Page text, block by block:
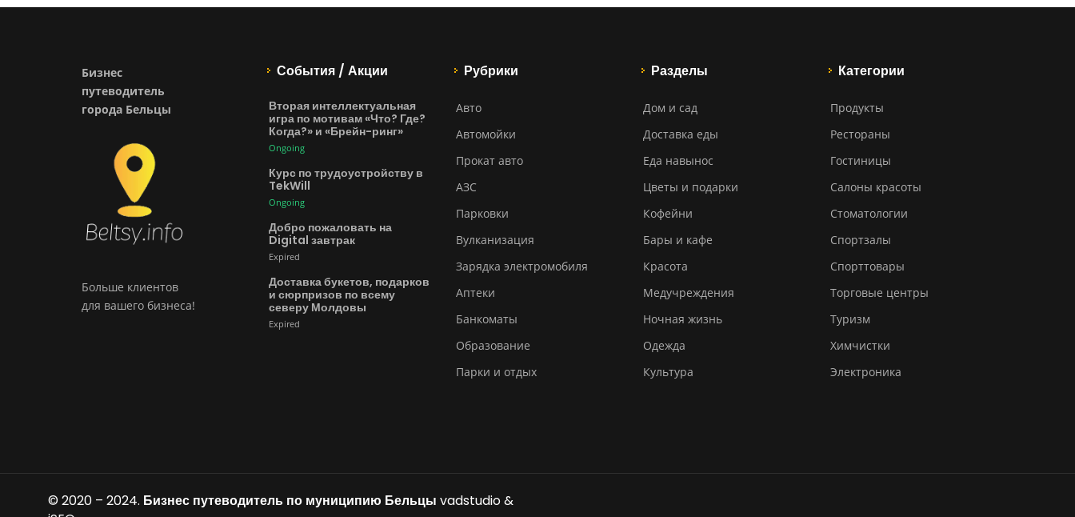
Бизнес
путеводитель
города Бельцы
Больше клиентов
для вашего бизнеса!
События / Акции
Вторая интеллектуальная
игра по мотивам «Что? Где?
Когда?» и «Брейн-ринг»
Ongoing
Курс по трудоустройству в
TekWill
Ongoing
Добро пожаловать на
Digital завтрак
Expired
Доставка букетов, подарков
и сюрпризов по всему
северу Молдовы
Expired
Рубрики
Авто
Автомойки
Прокат авто
АЗС
Парковки
Вулканизация
Зарядка электромобиля
Аптеки
Банкоматы
Образование
Парки и отдых
Разделы
Дом и сад
Доставка еды
Еда навынос
Цветы и подарки
Кофейни
Бары и кафе
Красота
Медучреждения
Ночная жизнь
Одежда
Культура
Категории
Продукты
Рестораны
Гостиницы
Салоны красоты
Стоматологии
Спортзалы
Спорттовары
Торговые центры
Туризм
Химчистки
Электроника
© 2020 – 2024. Бизнес путеводитель по муниципию Бельцы vadstudio&